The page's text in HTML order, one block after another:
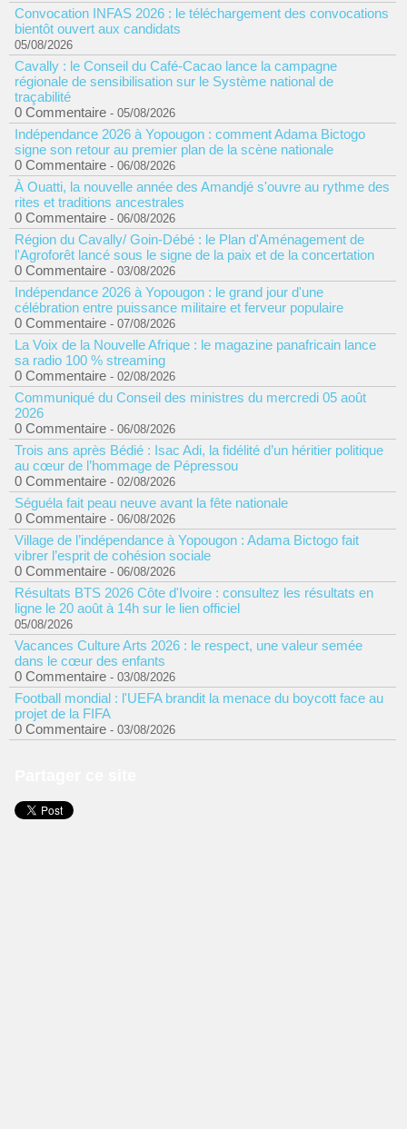
Convocation INFAS 2026 : le téléchargement des convocations
bientôt ouvert aux candidats
05/08/2026
Cavally : le Conseil du Café-Cacao lance la campagne
régionale de sensibilisation sur le Système national de
traçabilité
0 Commentaire - 05/08/2026
Indépendance 2026 à Yopougon : comment Adama Bictogo
signe son retour au premier plan de la scène nationale
0 Commentaire - 06/08/2026
À Ouatti, la nouvelle année des Amandjé s'ouvre au rythme des
rites et traditions ancestrales
0 Commentaire - 06/08/2026
Région du Cavally/ Goin-Débé : le Plan d'Aménagement de
l'Agroforêt lancé sous le signe de la paix et de la concertation
0 Commentaire - 03/08/2026
Indépendance 2026 à Yopougon : le grand jour d'une
célébration entre puissance militaire et ferveur populaire
0 Commentaire - 07/08/2026
La Voix de la Nouvelle Afrique : le magazine panafricain lance
sa radio 100 % streaming
0 Commentaire - 02/08/2026
Communiqué du Conseil des ministres du mercredi 05 août
2026
0 Commentaire - 06/08/2026
Trois ans après Bédié : Isac Adi, la fidélité d’un héritier politique
au cœur de l’hommage de Pépressou
0 Commentaire - 02/08/2026
Séguéla fait peau neuve avant la fête nationale
0 Commentaire - 06/08/2026
Village de l’indépendance à Yopougon : Adama Bictogo fait
vibrer l’esprit de cohésion sociale
0 Commentaire - 06/08/2026
Résultats BTS 2026 Côte d'Ivoire : consultez les résultats en
ligne le 20 août à 14h sur le lien officiel
05/08/2026
Vacances Culture Arts 2026 : le respect, une valeur semée
dans le cœur des enfants
0 Commentaire - 03/08/2026
Football mondial : l'UEFA brandit la menace du boycott face au
projet de la FIFA
0 Commentaire - 03/08/2026